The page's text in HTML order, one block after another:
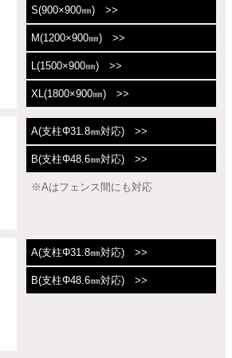
S(900×900㎜) >>
M(1200×900㎜) >>
L(1500×900㎜) >>
XL(1800×900㎜) >>
A(支柱Φ31.8㎜対応) >>
B(支柱Φ48.6㎜対応) >>
※Aはフェンス間にも対応
A(支柱Φ31.8㎜対応) >>
B(支柱Φ48.6㎜対応) >>